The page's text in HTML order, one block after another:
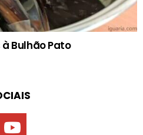
Bulhão Pato
youtube